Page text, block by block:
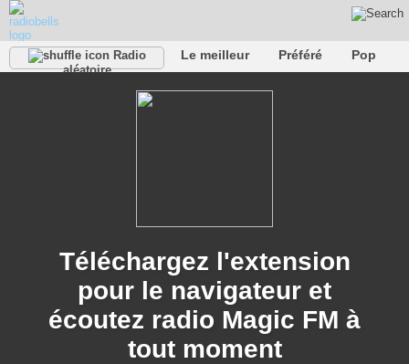
Radio
aléatoire
Le meilleur Préféré
Pop
Rap
Téléchargez l'extension
pour le navigateur et
écoutez radio Magic FM à
tout moment